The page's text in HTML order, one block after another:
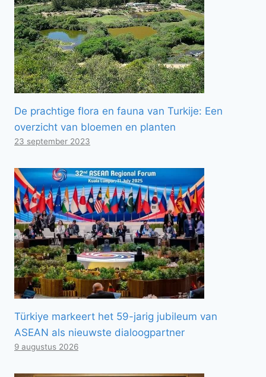
De prachtige flora en fauna van Turkije: Een
overzicht van bloemen en planten
23 september 2023
Türkiye markeert het 59-jarig jubileum van
ASEAN als nieuwste dialoogpartner
9 augustus 2026